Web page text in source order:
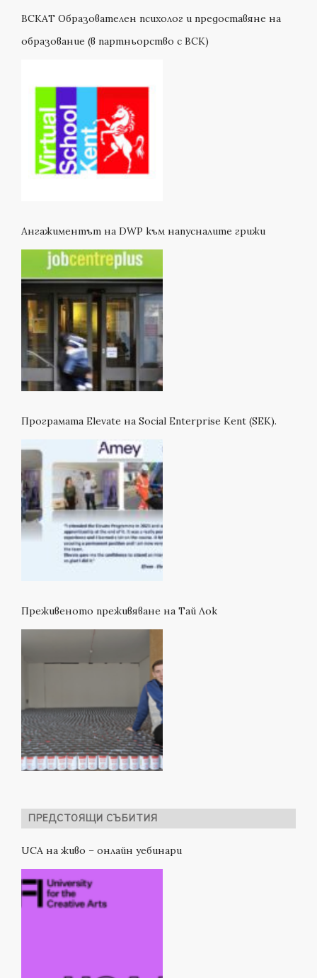
ВСКАТ Образователен психолог и предоставяне на
образование (в партньорство с ВСК)
Ангажиментът на DWP към напусналите грижи
Програмата Elevate на Social Enterprise Kent (SEK).
Преживеното преживяване на Тай Лок
ПРЕДСТОЯЩИ СЪБИТИЯ
UCA на живо – онлайн уебинари